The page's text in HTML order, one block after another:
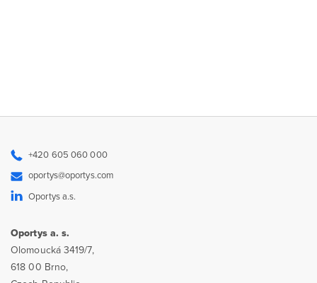
+420 605 060 000
oportys@oportys.com
Oportys a.s.
Oportys a. s.
Olomoucká 3419/7,
618 00 Brno,